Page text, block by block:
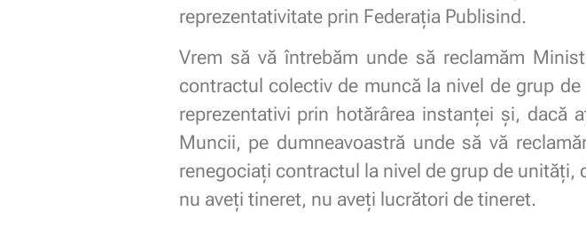
reprezentativitate prin Federația Publisind.
Vrem să vă întrebăm unde să reclamăm
contractul colectiv de muncă la nivel de grup
reprezentativi prin hotărârea instanței și, dacă
Muncii, pe dumneavoastră unde să vă
renegociați contractul la nivel de grup de
nu aveți tineret, nu aveți lucrători de tineret.